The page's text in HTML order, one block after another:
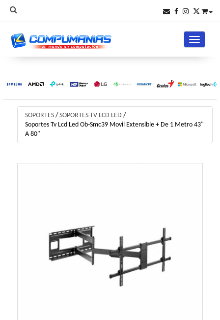
Toggle
SOPORTES / SOPORTES TV LCD LED /
Soportes Tv Lcd Led Ob-Smc39 Movil Extensible + De 1 Metro 43"
A 80"